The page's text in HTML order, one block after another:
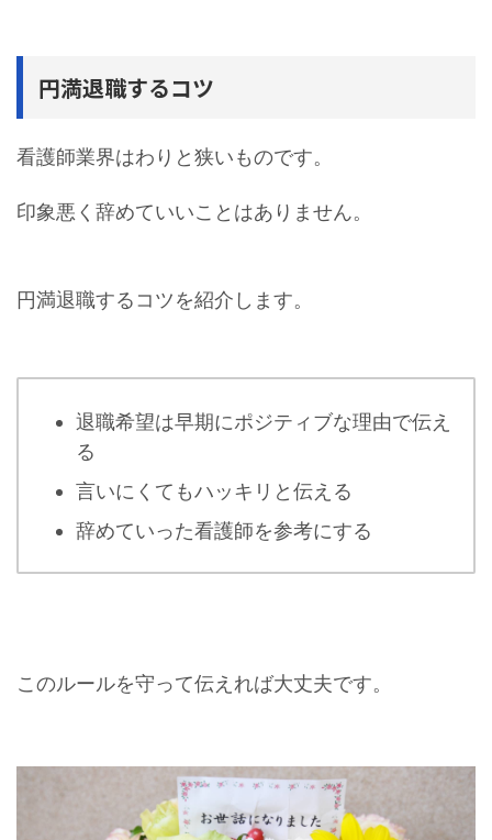
円満退職するコツ
看護師業界はわりと狭いものです。
印象悪く辞めていいことはありません。
円満退職するコツを紹介します。
退職希望は早期にポジティブな理由で伝え
る
言いにくてもハッキリと伝える
辞めていった看護師を参考にする
このルールを守って伝えれば大丈夫です。